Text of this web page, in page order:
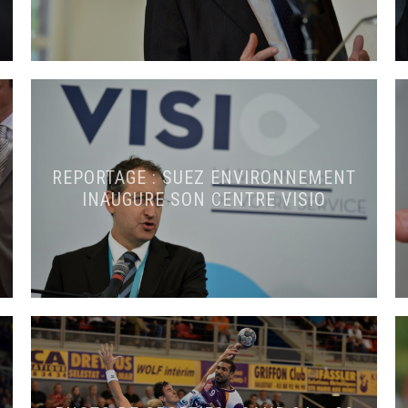
REPORTAGE : SUEZ ENVIRONNEMENT
INAUGURE SON CENTRE VISIO